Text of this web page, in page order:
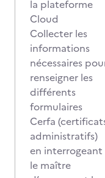
la plateforme
Cloud
Collecter les
informations
nécessaires
renseigner les
différents
formulaires
Cerfa
administratifs)
en interrogeant
le maître